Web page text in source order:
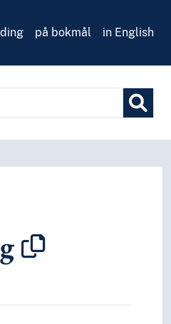
på bokmål in English